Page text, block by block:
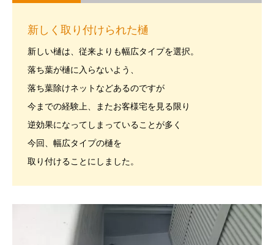
新しく取り付けられた樋
新しい樋は、従来よりも幅広タイプを選択。
落ち葉が樋に入らないよう、
落ち葉除けネットなどあるのですが
今までの経験上、またお客様宅を見る限り
逆効果になってしまっていることが多く
今回、幅広タイプの樋を
取り付けることにしました。